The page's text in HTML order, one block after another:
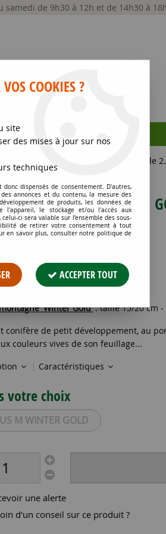
de 9h30 à 12h et de 14h30 à
'Winter Gold' : Taille 15/20 cm - Pot de
MONTAGNE 'WINTER
LITRES
le premier à donner votre avis !
€ TTC
'Winter Gold': taille 15/20 cm -
conifère de petit développement, au
couleurs vives de son feuillage...
Caractéristiques
votre choix
M WINTER GOLD
une alerte
d'un conseil sur ce produit ?
COOKIES ?
site
des mises à jour sur nos
techniques
dispensés de consentement. D'autres,
annonces et du contenu, la mesure des
de produits, les données de
l'appareil, le stockage et/ou l'accès aux
ci sera valable sur l’ensemble des sous-
de retirer votre consentement à tout
en savoir plus, consulter notre politique de
ACCEPTER TOUT